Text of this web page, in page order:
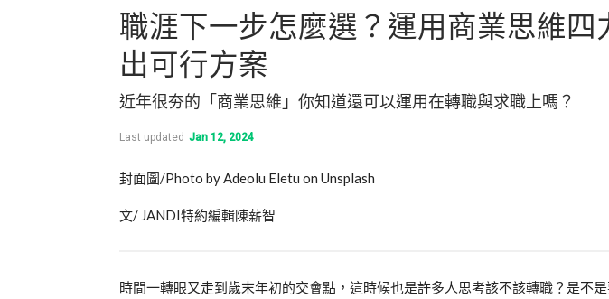
職涯下一步怎麼選？運用商業思維
出可行方案
近年很夯的「商業思維」你知道還可以運用在轉職與求職上嗎？
Last updated Jan 12, 2024
封面圖/Photo by Adeolu Eletu on Unsplash
文/ JANDI特約編輯陳薪智
時間一轉眼又走到歲末年初的交會點，這時候也是許多人思考該不該轉職？是不